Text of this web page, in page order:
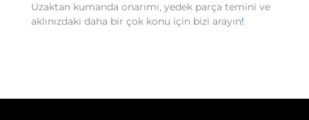
Uzaktan kumanda onarımı, yedek parça temini ve
aklınızdaki daha bir çok konu için bizi arayın!